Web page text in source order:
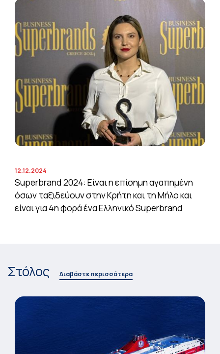
12.12.2024
Superbrand 2024: Είναι η επίσημη αγαπημένη
όσων ταξιδεύουν στην Κρήτη και τη Μήλο και
είναι για 4η φορά ένα Ελληνικό Superbrand
Στόλος Διαβάστε περισσότερα